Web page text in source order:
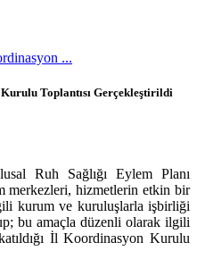
...
Toplantısı Gerçekleştirildi
Ruh Sağlığı Eylem Planı
merkezleri, hizmetlerin etkin bir
kurum ve kuruluşlarla işbirliği
bu amaçla düzenli olarak ilgili
İl Koordinasyon Kurulu